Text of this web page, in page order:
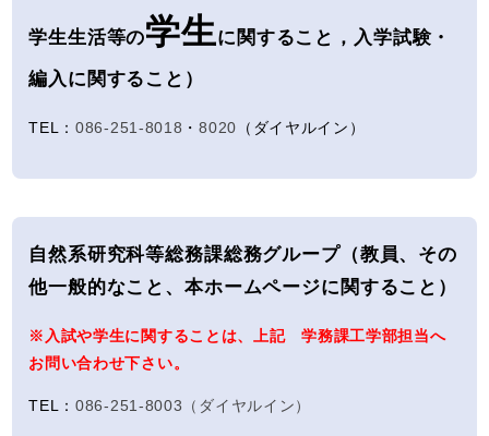
学生生活等の学生に関すること，入学試験・
編入に関すること ）
TEL：086-251-8018 ・8020 （ダイヤルイン）
自然系研究科等総務課総務グループ（教員、その
他一般的なこと、本ホームページに関すること）
※入試や学生に関することは、上記 学務課工学部担当へ
お問い合わせ下さい。
TEL：086-251-8003（ダイヤルイン）